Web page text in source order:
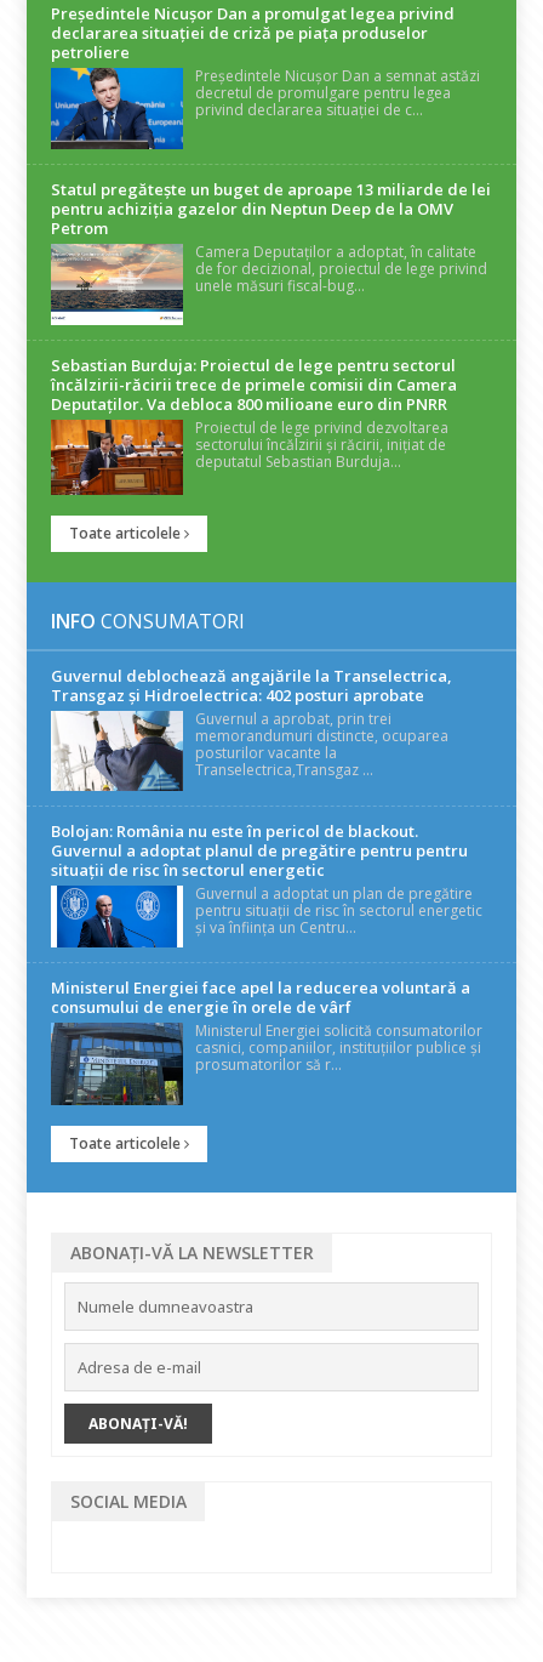
Președintele Nicuşor Dan a promulgat legea privind
declararea situaţiei de criză pe piaţa produselor
petroliere
Președintele Nicușor Dan a semnat astăzi
decretul de promulgare pentru legea
privind declararea situației de c...
Statul pregătește un buget de aproape 13 miliarde de lei
pentru achiziția gazelor din Neptun Deep de la OMV
Petrom
Camera Deputaților a adoptat, în calitate
de for decizional, proiectul de lege privind
unele măsuri fiscal-bug...
Sebastian Burduja: Proiectul de lege pentru sectorul
încălzirii-răcirii trece de primele comisii din Camera
Deputaților. Va debloca 800 milioane euro din PNRR
Proiectul de lege privind dezvoltarea
sectorului încălzirii și răcirii, inițiat de
deputatul Sebastian Burduja...
Toate articolele
INFO CONSUMATORI
Guvernul deblochează angajările la Transelectrica,
Transgaz și Hidroelectrica: 402 posturi aprobate
Guvernul a aprobat, prin trei
memorandumuri distincte, ocuparea
posturilor vacante la
Transelectrica,Transgaz ...
Bolojan: România nu este în pericol de blackout.
Guvernul a adoptat planul de pregătire pentru pentru
situații de risc în sectorul energetic
Guvernul a adoptat un plan de pregătire
pentru situații de risc în sectorul energetic
și va înființa un Centru...
Ministerul Energiei face apel la reducerea voluntară a
consumului de energie în orele de vârf
Ministerul Energiei solicită consumatorilor
casnici, companiilor, instituțiilor publice și
prosumatorilor să r...
Toate articolele
ABONAȚI-VĂ LA NEWSLETTER
SOCIAL MEDIA